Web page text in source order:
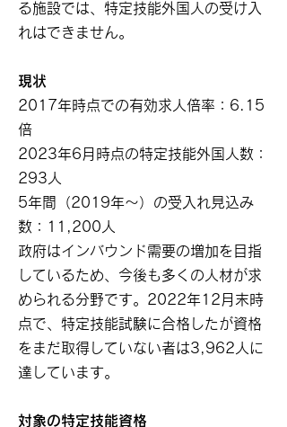
る施設では、特定技能外国人の受け入
れはできません。
現状
2017年時点での有効求人倍率：6.15
倍
2023年6月時点の特定技能外国人数：
293人
5年間（2019年～）の受入れ見込み
数：11,200人
政府はインバウンド需要の増加を目指
しているため、今後も多くの人材が求
められる分野です。2022年12月末時
点で、特定技能試験に合格したが資格
をまだ取得していない者は3,962人に
達しています。
対象の特定技能資格